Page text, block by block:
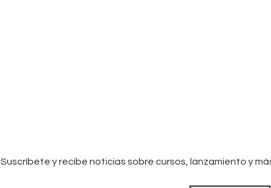
Suscríbete y recibe noticias sobre cursos, lanzamiento y